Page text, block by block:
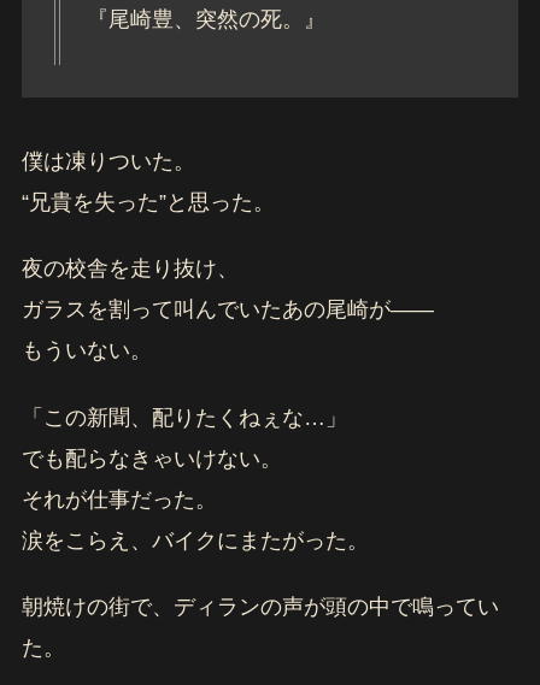
『尾崎豊、突然の死。』
僕は凍りついた。
“兄貴を失った”と思った。
夜の校舎を走り抜け、
ガラスを割って叫んでいたあの尾崎が――
もういない。
「この新聞、配りたくねぇな…」
でも配らなきゃいけない。
それが仕事だった。
涙をこらえ、バイクにまたがった。
朝焼けの街で、ディランの声が頭の中で鳴ってい
た。